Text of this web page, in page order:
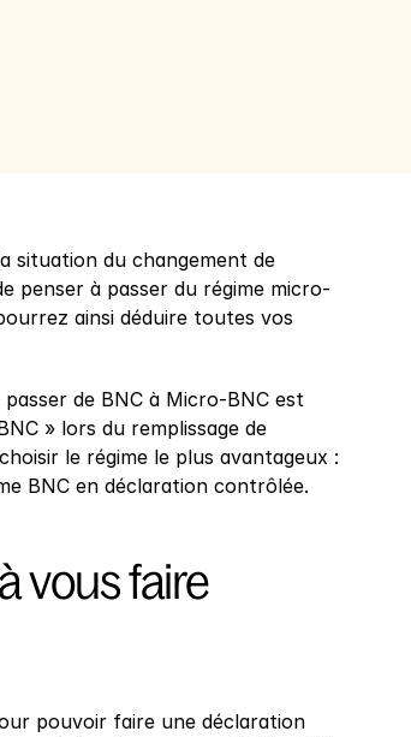
situation du changement de
penser à passer du régime micro-
ainsi déduire toutes vos
de BNC à Micro-BNC est
» lors du remplissage de
le régime le plus avantageux :
BNC en déclaration contrôlée.
vous faire
pouvoir faire une déclaration